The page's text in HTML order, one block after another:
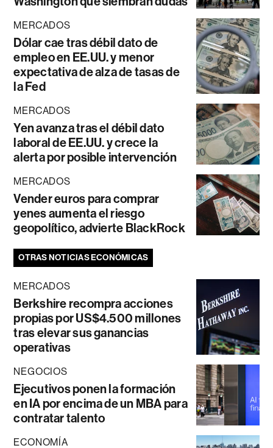
MERCADOS
Dólar cae tras débil dato de
empleo en EE.UU. y menor
expectativa de alza de tasas de
la Fed
MERCADOS
Yen avanza tras el débil dato
laboral de EE.UU. y crece la
alerta por posible intervención
MERCADOS
Vender euros para comprar
yenes aumenta el riesgo
geopolítico, advierte BlackRock
OTRAS NOTICIAS ECONÓMICAS
MERCADOS
Berkshire recompra acciones
propias por US$4.500 millones
tras elevar sus ganancias
operativas
NEGOCIOS
Ejecutivos ponen la formación
en IA por encima de un MBA para
contratar talento
ECONOMÍA